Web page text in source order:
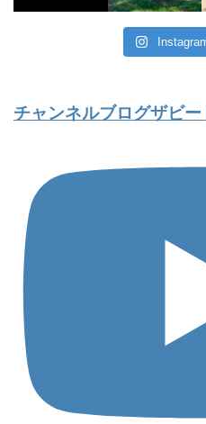
チャンネルブログザビー